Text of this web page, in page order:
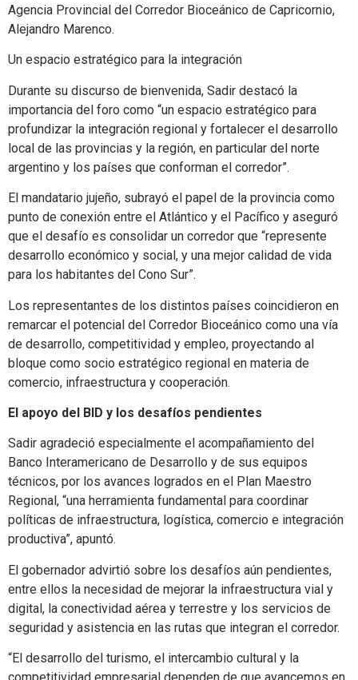
Agencia Provincial del Corredor Bioceánico de Capricornio,
Alejandro Marenco.
Un espacio estratégico para la integración
Durante su discurso de bienvenida, Sadir destacó la
importancia del foro como “un espacio estratégico para
profundizar la integración regional y fortalecer el desarrollo
local de las provincias y la región, en particular del norte
argentino y los países que conforman el corredor”.
El mandatario jujeño, subrayó el papel de la provincia como
punto de conexión entre el Atlántico y el Pacífico y aseguró
que el desafío es consolidar un corredor que “represente
desarrollo económico y social, y una mejor calidad de vida
para los habitantes del Cono Sur”.
Los representantes de los distintos países coincidieron en
remarcar el potencial del Corredor Bioceánico como una vía
de desarrollo, competitividad y empleo, proyectando al
bloque como socio estratégico regional en materia de
comercio, infraestructura y cooperación.
El apoyo del BID y los desafíos pendientes
Sadir agradeció especialmente el acompañamiento del
Banco Interamericano de Desarrollo y de sus equipos
técnicos, por los avances logrados en el Plan Maestro
Regional, “una herramienta fundamental para coordinar
políticas de infraestructura, logística, comercio e integración
productiva”, apuntó.
El gobernador advirtió sobre los desafíos aún pendientes,
entre ellos la necesidad de mejorar la infraestructura vial y
digital, la conectividad aérea y terrestre y los servicios de
seguridad y asistencia en las rutas que integran el corredor.
“El desarrollo del turismo, el intercambio cultural y la